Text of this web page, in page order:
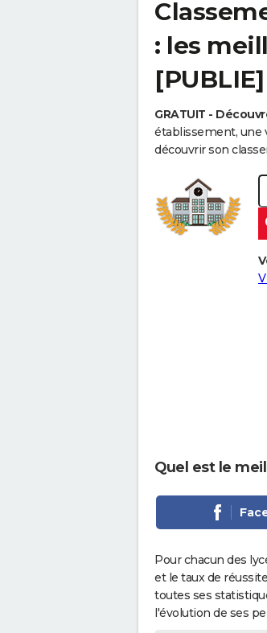
: les
[PUBLIE]
GRATUIT -
établissement, une
découvrir son
Quel est le
Pour chacun des
et le taux de
toutes ses
l'évolution de ses